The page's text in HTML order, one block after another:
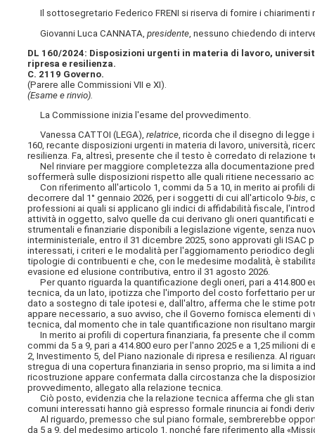
Il sottosegretario Federico FRENI si riserva di fornire i chiarimenti
Giovanni Luca CANNATA,presidente , nessuno chiedendo di
DL 160/2024: Disposizioni urgenti in materia di lavoro,
ripresa e resilienza.
C. 2119 Governo.
(Parere alle Commissioni VII e XI).
(Esame e rinvio).
La Commissione inizia l'esame del provvedimento.
Vanessa CATTOI (LEGA),relatrice, ricorda che il disegno di legge
160, recante disposizioni urgenti in materia di lavoro, università,
resilienza. Fa, altresì, presente che il testo è corredato di
Nel rinviare per maggiore completezza alla documentazione
soffermerà sulle disposizioni rispetto alle quali ritiene necessario
Con riferimento all'articolo 1, commi da 5 a 10, in merito ai profili
decorrere dal 1° gennaio 2026, per i soggetti di cui all'articolo 9-bis,
professioni ai quali si applicano gli indici di affidabilità fiscale,
attività in oggetto, salvo quelle da cui derivano gli oneri
strumentali e finanziarie disponibili a legislazione vigente, senza
interministeriale, entro il 31 dicembre 2025, sono approvati gli
interessati, i criteri e le modalità per l'aggiornamento periodico
tipologie di contribuenti e che, con le medesime modalità, è
evasione ed elusione contributiva, entro il 31 agosto 2026.
Per quanto riguarda la quantificazione degli oneri, pari a 414.800
tecnica, da un lato, ipotizza che l'importo del costo forfettario per
dato a sostegno di tale ipotesi e, dall'altro, afferma che le stime
appare necessario, a suo avviso, che il Governo fornisca elementi
tecnica, dal momento che in tale quantificazione non risultano
In merito ai profili di copertura finanziaria, fa presente che il
commi da 5 a 9, pari a 414.800 euro per l'anno 2025 e a 1,25 milioni
2, Investimento 5, del Piano nazionale di ripresa e resilienza. Al
stregua di una copertura finanziaria in senso proprio, ma si limita a
ricostruzione appare confermata dalla circostanza che la
provvedimento, allegato alla relazione tecnica.
Ciò posto, evidenzia che la relazione tecnica afferma che gli
comuni interessati hanno già espresso formale rinuncia ai fondi
Al riguardo, premesso che sul piano formale, sembrerebbe
da 5 a 9, del medesimo articolo 1, nonché fare riferimento alla